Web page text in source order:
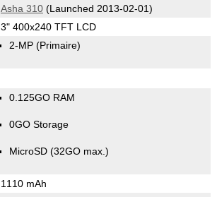
Asha 310(Launched 2013-02-01)
3" 400x240 TFT LCD
2-MP (Primaire)
0.125GO RAM
0GO Storage
MicroSD (32GO max.)
1110 mAh